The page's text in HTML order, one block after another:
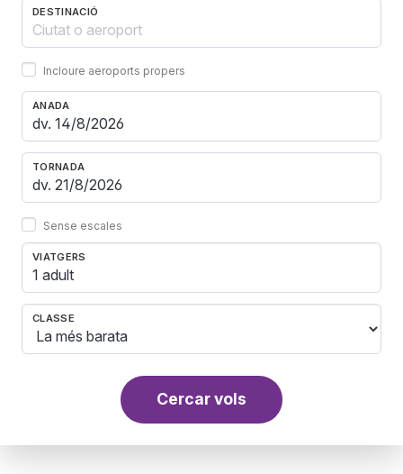
DESTINACIÓ
Incloure aeroports propers
ANADA
TORNADA
Sense escales
VIATGERS
1 adult
CLASSE
Cercar vols